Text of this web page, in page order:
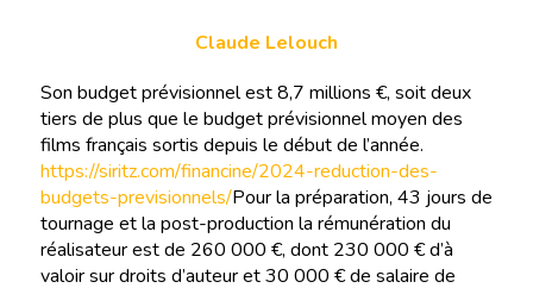
Claude Lelouch
Son budget prévisionnel est 8,7 millions €, soit deux
tiers de plus que le budget prévisionnel moyen des
films français sortis depuis le début de l’année.
https://siritz.com/financine/2024-reduction-des-
budgets-previsionnels/Pour la préparation, 43 jours de
tournage et la post-production la rémunération du
réalisateur est de 260 000 €, dont 230 000 € d’à
valoir sur droits d’auteur et 30 000 € de salaire de